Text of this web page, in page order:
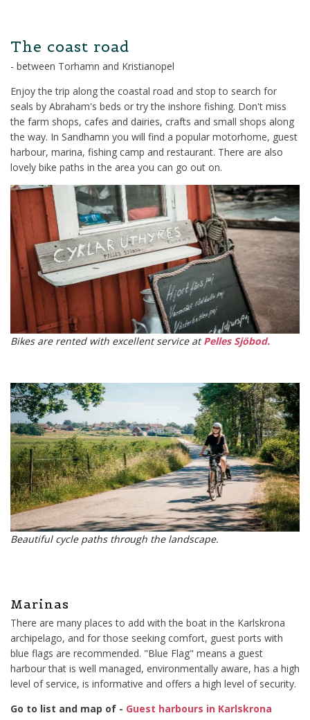
The coast road
- between Torhamn and Kristianopel
Enjoy the trip along the coastal road and stop to search for
seals by Abraham's beds or try the inshore fishing. Don't miss
the farm shops, cafes and dairies, crafts and small shops along
the way. In Sandhamn you will find a popular motorhome, guest
harbour, marina, fishing camp and restaurant. There are also
lovely bike paths in the area you can go out on.
Bikes are rented with excellent service atPelles Sjöbod.
Beautiful cycle paths through the landscape.
Marinas
There are many places to add with the boat in the Karlskrona
archipelago, and for those seeking comfort, guest ports with
blue flags are recommended. "Blue Flag" means a guest
harbour that is well managed, environmentally aware, has a high
level of service, is informative and offers a high level of security.
Go to list and map of - Guest harbours in Karlskrona